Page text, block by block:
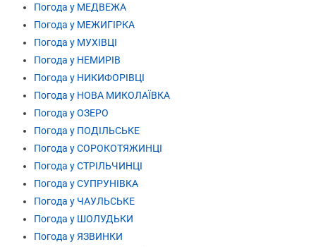
Погода у МЕДВЕЖА
Погода у МЕЖИГІРКА
Погода у МУХІВЦІ
Погода у НЕМИРІВ
Погода у НИКИФОРІВЦІ
Погода у НОВА МИКОЛАЇВКА
Погода у ОЗЕРО
Погода у ПОДІЛЬСЬКЕ
Погода у СОРОКОТЯЖИНЦІ
Погода у СТРІЛЬЧИНЦІ
Погода у СУПРУНІВКА
Погода у ЧАУЛЬСЬКЕ
Погода у ШОЛУДЬКИ
Погода у ЯЗВИНКИ